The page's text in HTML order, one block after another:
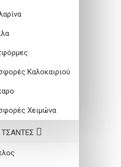
Καλοκαιριού
Χειμώνα
ΤΣΑΝΤΕΣ